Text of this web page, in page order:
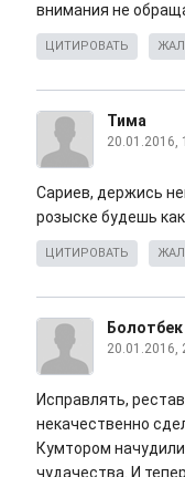
внимания не
ЦИТИРОВАТЬ
Тима
20.01.2016,
Сариев, держись
розыске будешь
ЦИТИРОВАТЬ
Болотбек
20.01.2016,
Исправлять,
некачественно
Кумтором
чудачества. И